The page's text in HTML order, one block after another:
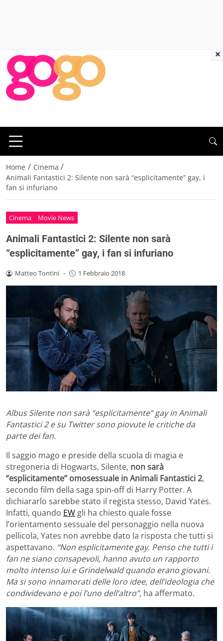
Home / Cinema /
Animali Fantastici 2: Silente non sarà “esplicitamente” gay, i
fan si infuriano
Cinema Movie News
Animali Fantastici 2: Silente non sarà
“esplicitamente” gay, i fan si infuriano
Matteo Tontini - 1 Febbraio 2018
Albus Silente non sarà “esplicitamente” gay in Animali
Fantastici 2 e su Twitter sono piovute le critiche da
parte dei fan.
Il saggio mago e preside della scuola di magia e
stregoneria di Hogwarts, Silente, non sarà
“esplicitamente” omosessuale in Animali Fantastici 2,
secondo film della saga spin-off di Harry Potter. A
dichiararlo sarebbe stato il regista stesso, David Yates.
Infatti, quando EW gli ha chiesto quale fosse
l’orientamento sessuale del personaggio nella nuova
pellicola, Yates non avrebbe dato la risposta che tutti si
aspettavano. “Non esplicitamente gay. Penso che tutti i
fan ne siano consapevoli, hanno avuto un rapporto
molto intenso lui e Grindelwald quando erano giovani.
Ma si sono innamorati delle loro idee, dell’ideologia che
condividevano e poi l’uno dell’altro”, ha affermato.
×